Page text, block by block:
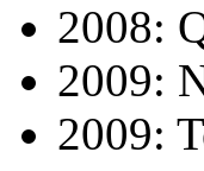
2008:
2009:
2009: